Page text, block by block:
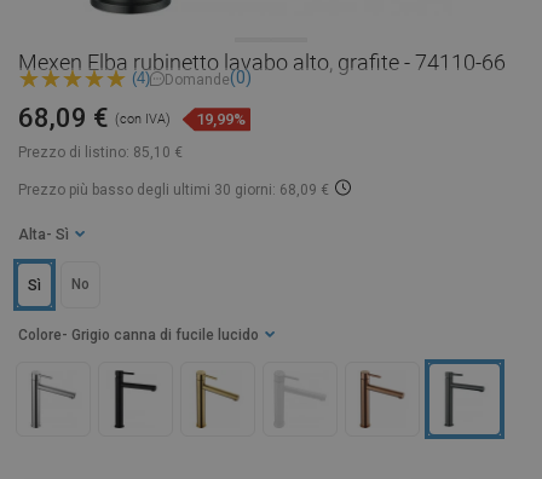
Mexen Elba rubinetto lavabo alto, grafite - 74110-66
(4) Domande(0)
Prezzo di listino: 85,10 €
68,09 € (con IVA) 19,99%
Prezzo più basso degli ultimi 30 giorni: 68,09 €
Colore - Grigio canna di fucile lucido
Alta - Sì
No
Sì